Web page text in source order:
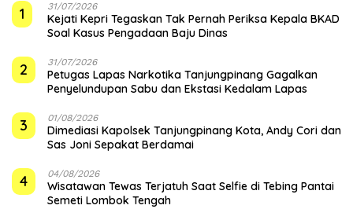
1 31/07/2026
Kejati Kepri Tegaskan Tak Pernah Periksa Kepala BKAD
Soal Kasus Pengadaan Baju Dinas
2 31/07/2026
Petugas Lapas Narkotika Tanjungpinang Gagalkan
Penyelundupan Sabu dan Ekstasi Kedalam Lapas
3 01/08/2026
Dimediasi Kapolsek Tanjungpinang Kota, Andy Cori dan
Sas Joni Sepakat Berdamai
4 04/08/2026
Wisatawan Tewas Terjatuh Saat Selfie di Tebing Pantai
Semeti Lombok Tengah